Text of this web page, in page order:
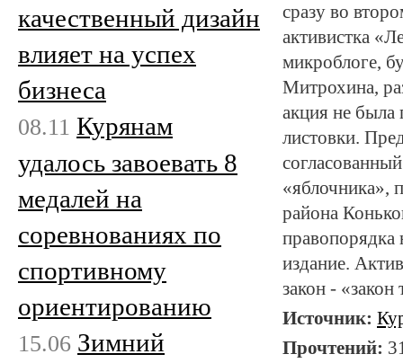
сразу во
активистка
микроблоге,
Митрохина,
акция не была
листовки.
«яблочника»,
района
правопорядка
издание.
закон - «закон
Источник:
Прочтений:
качественный дизайн
влияет на успех
бизнеса
08.11 Курянам
удалось завоевать 8
медалей на
соревнованиях по
спортивному
ориентированию
15.06 Зимний